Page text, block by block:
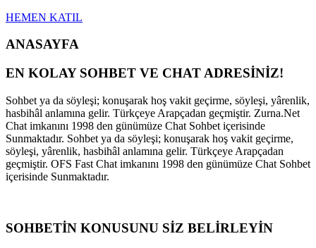
HEMEN KATIL
ANASAYFA
EN KOLAY SOHBET VE CHAT ADRESİNİZ!
Sohbet ya da söyleşi; konuşarak hoş vakit geçirme, söyleşi, yârenlik,
hasbihâl anlamına gelir. Türkçeye Arapçadan geçmiştir. Zurna.Net
Chat imkanını 1998 den günümüze Chat Sohbet içerisinde
Sunmaktadır. Sohbet ya da söyleşi; konuşarak hoş vakit geçirme,
söyleşi, yârenlik, hasbihâl anlamına gelir. Türkçeye Arapçadan
geçmiştir. OFS Fast Chat imkanını 1998 den günümüze Chat Sohbet
içerisinde Sunmaktadır.
SOHBETİN KONUSUNU SİZ BELİRLEYİN